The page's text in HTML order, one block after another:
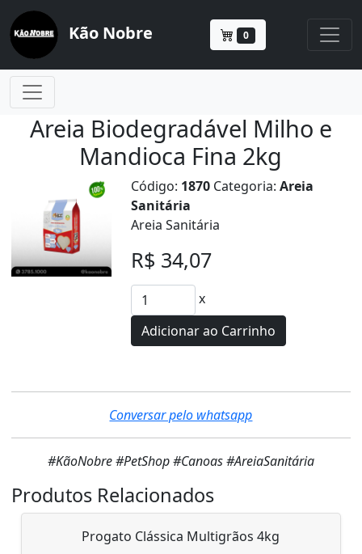
Kão Nobre 0
Areia Biodegradável Milho e
Mandioca Fina 2kg
Código: 1870 Categoria:Areia
Sanitária
Areia Sanitária
R$ 34,07
x
Adicionar ao Carrinho
Conversar pelo whatsapp
#KãoNobre #PetShop #Canoas #AreiaSanitária
Produtos Relacionados
Progato Clássica Multigrãos 4kg